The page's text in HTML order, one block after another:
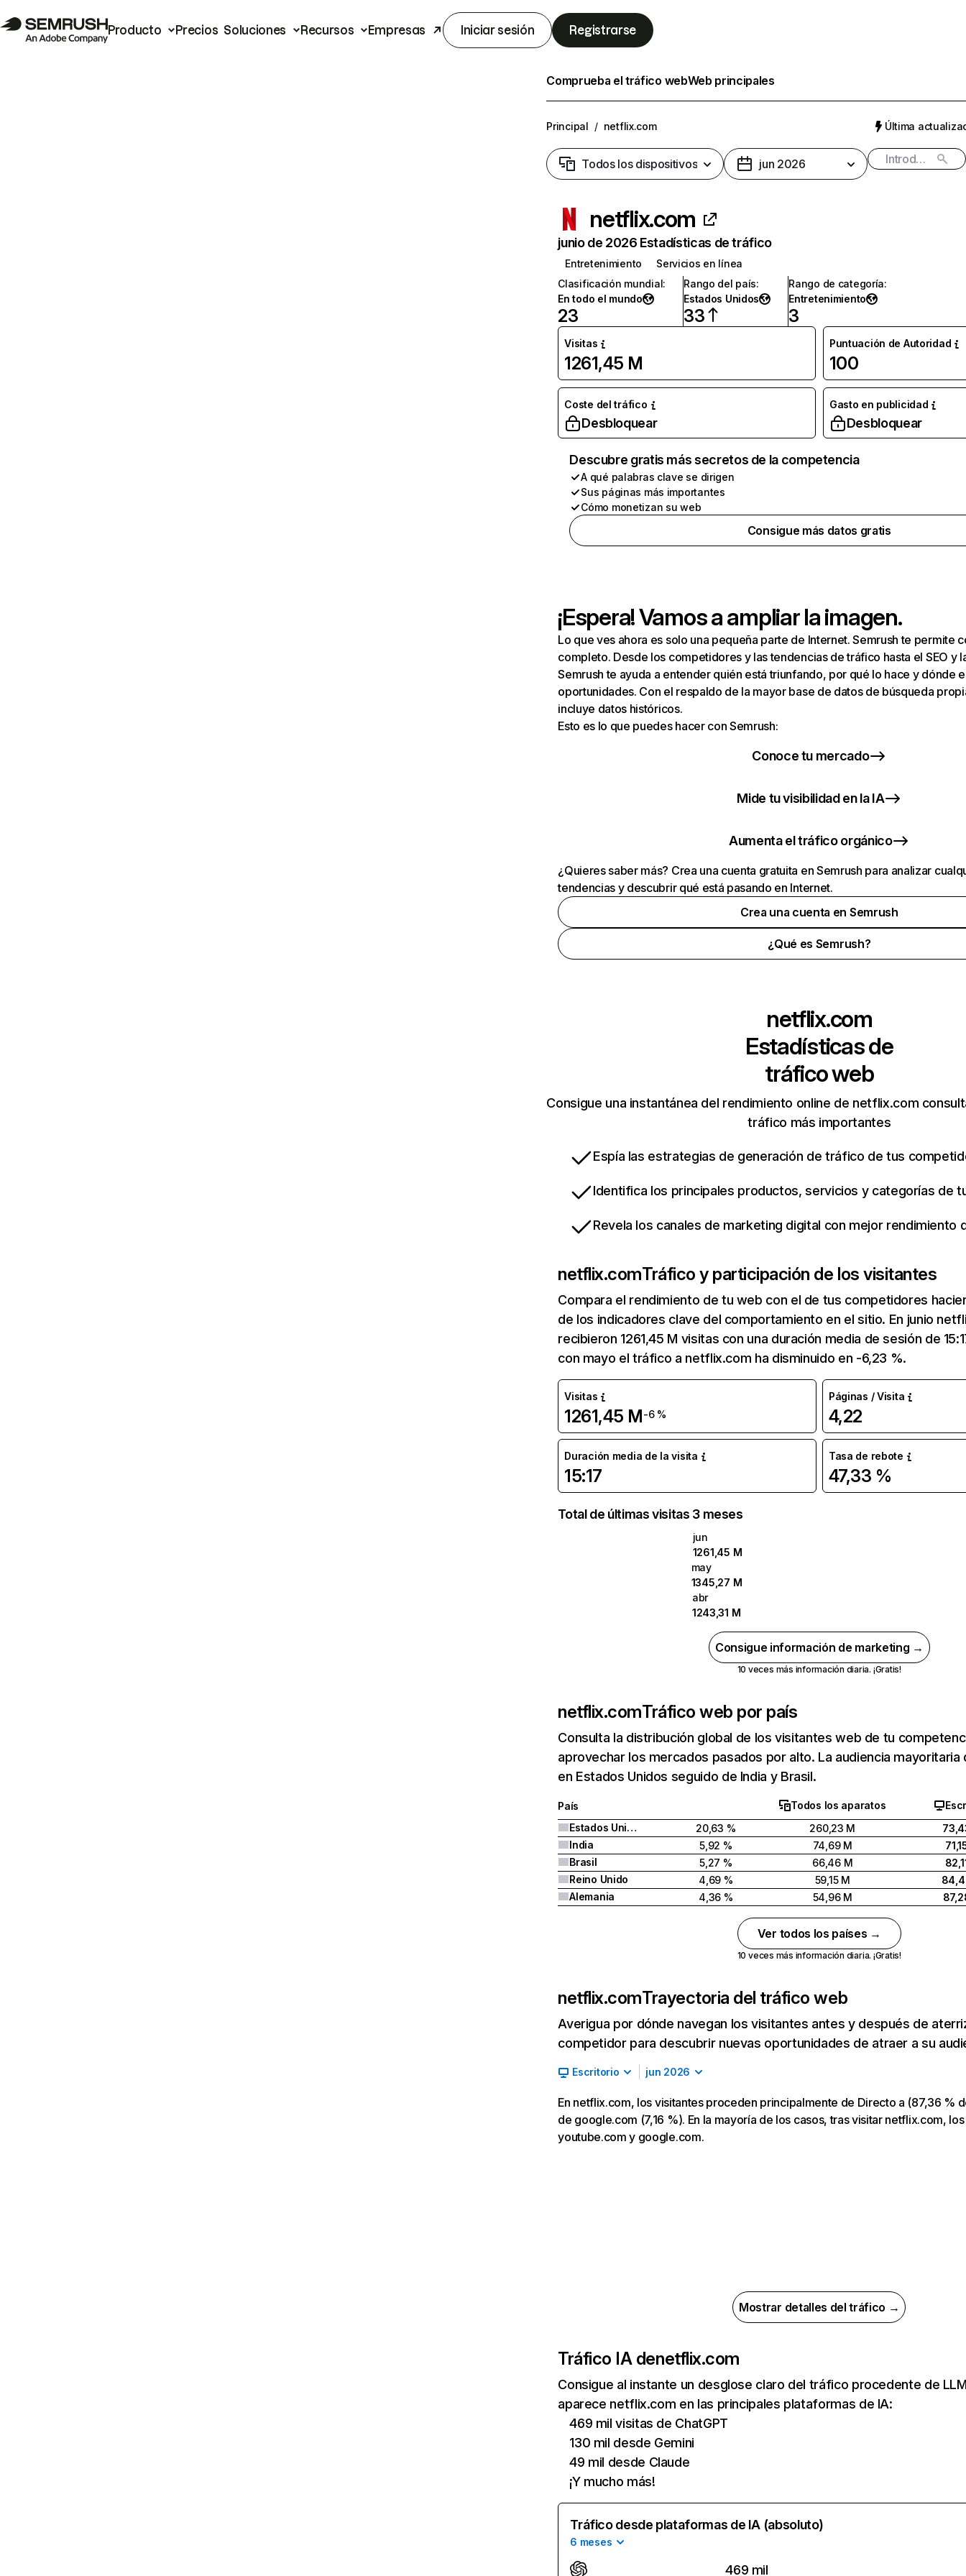
Producto Precios Soluciones Recursos Empresas Iniciar sesión Registrarse
Comprueba el tráfico webWeb principales
Principal / netflix.com Última
Todos los dispositivos jun 2026
netflix.com
junio de 2026 Estadísticas de tráfico
Entretenimiento
Servicios en línea
Clasificación mundial:
En todo el mundo
23
Rango del país:
Estados Unidos
33
Rango de categoría:
Entretenimiento
3
Visitas
1261,45 M
Puntuación de Autoridad
100
Coste del tráfico
Desbloquear
Gasto en publicidad
Desbloquear
Descubre gratis más secretos de la competencia
A qué palabras clave se dirigen
Sus páginas más importantes
Cómo monetizan su web
Consigue más datos gratis
¡Espera! Vamos a ampliar la imagen.
Lo que ves ahora es solo una pequeña parte de Internet. Semrush te permite
completo. Desde los competidores y las tendencias de tráfico hasta el SEO y
Semrush te ayuda a entender quién está triunfando, por qué lo hace y dónde
oportunidades. Con el respaldo de la mayor base de datos de búsqueda
incluye datos históricos.
Esto es lo que puedes hacer con Semrush:
Conoce tu mercado
Mide tu visibilidad en la IA
Aumenta el tráfico orgánico
¿Quieres saber más? Crea una cuenta gratuita en Semrush para analizar
tendencias y descubrir qué está pasando en Internet.
Crea una cuenta en Semrush
¿Qué es Semrush?
netflix.com
Estadísticas de
tráfico web
Consigue una instantánea del rendimiento online de netflix.com
tráfico más importantes
Espía las estrategias de generación de tráfico de tus
Identifica los principales productos, servicios y categorías de
Revela los canales de marketing digital con mejor rendimiento
netflix.comTráfico y participación de los visitantes
Compara el rendimiento de tu web con el de tus competidores
de los indicadores clave del comportamiento en el sitio. En junio
recibieron 1261,45 M visitas con una duración media de sesión de
con mayo el tráfico a netflix.com ha disminuido en -6,23 %.
Visitas
1261,45 M-6 %
Páginas / Visita
4,22
Duración media de la visita
15:17
Tasa de rebote
47,33 %
Total de últimas visitas 3 meses
jun
1261,45 M
may
1345,27 M
abr
1243,31 M
Consigue información de marketing →
10 veces más información diaria. ¡Gratis!
netflix.comTráfico web por país
Consulta la distribución global de los visitantes web de tu
aprovechar los mercados pasados por alto. La audiencia
en Estados Unidos seguido de India y Brasil.
País Todos los aparatos
Estados Unidos
20,63 % 260,23 M
India
5,92 % 74,69 M
Brasil
5,27 % 66,46 M
Reino Unido
4,69 % 59,15 M
Alemania
4,36 % 54,96 M
Ver todos los países →
10 veces más información diaria. ¡Gratis!
netflix.comTrayectoria del tráfico web
Averigua por dónde navegan los visitantes antes y después de
competidor para descubrir nuevas oportunidades de atraer a su
Escritorio jun 2026
En netflix.com, los visitantes proceden principalmente de Directo a (87,36 %
de google.com (7,16 %). En la mayoría de los casos, tras visitar netflix.com,
youtube.com y google.com.
Mostrar detalles del tráfico →
Tráfico IA denetflix.com
Consigue al instante un desglose claro del tráfico procedente de
aparece netflix.com en las principales plataformas de IA:
469 mil visitas de ChatGPT
130 mil desde Gemini
49 mil desde Claude
¡Y mucho más!
Tráfico desde plataformas de IA (absoluto)
6 meses
469 mil